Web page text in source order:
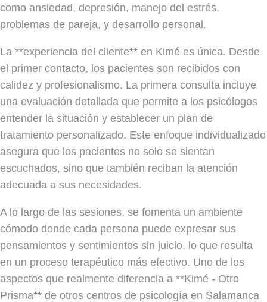
como ansiedad, depresión, manejo del estrés,
problemas de pareja, y desarrollo personal.
La **experiencia del cliente** en Kimé es única. Desde
el primer contacto, los pacientes son recibidos con
calidez y profesionalismo. La primera consulta incluye
una evaluación detallada que permite a los psicólogos
entender la situación y establecer un plan de
tratamiento personalizado. Este enfoque individualizado
asegura que los pacientes no solo se sientan
escuchados, sino que también reciban la atención
adecuada a sus necesidades.
A lo largo de las sesiones, se fomenta un ambiente
cómodo donde cada persona puede expresar sus
pensamientos y sentimientos sin juicio, lo que resulta
en un proceso terapéutico más efectivo. Uno de los
aspectos que realmente diferencia a **Kimé - Otro
Prisma** de otros centros de psicología en Salamanca